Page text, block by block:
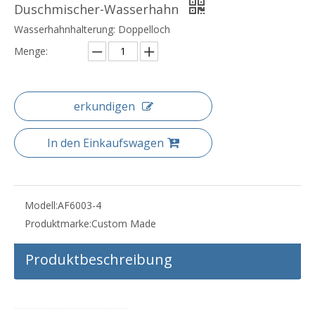
Duschmischer-Wasserhahn
Wasserhahnhalterung: Doppelloch
Menge:
erkundigen
In den Einkaufswagen
Modell:AF6003-4
Produktmarke:Custom Made
Produktbeschreibung